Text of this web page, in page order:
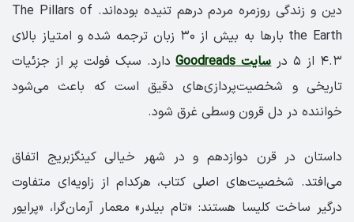
دین و زندگی روزمره مردم درهم تنیده بوده‌اند. The Pillars of
the Earth بارها به بیش از ۳۰ زبان ترجمه شده و امتیاز بالای
۴.۳ از ۵ در
سایت Goodreads
دارد. سبک فولت پر از جزئیات
تاریخی و شخصیت‌پردازی‌های دقیق است که باعث می‌شود
خواننده در دل قرون وسطی غرق شود.
داستان در قرن دوازدهم و در شهر خیالی کینگزبریج اتفاق
می‌افتد. شخصیت‌های اصلی کتاب، هرکدام از زاویه‌ای متفاوت
درگیر ساخت کلیسا هستند: «تام بیلدر» معمار آرمان‌گرا، «پرایور